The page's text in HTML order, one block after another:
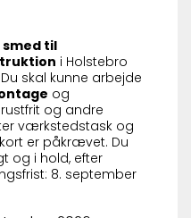
smed til
i Holstebro
skal kunne arbejde
og
og andre
værkstedstask og
er påkrævet. Du
og i hold, efter
8. september